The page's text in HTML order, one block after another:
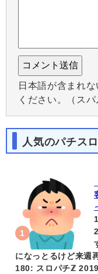
日本語が含まれ
ください。（スパ
人気のパチス
になっとるけど来週
180: スロパチℤ